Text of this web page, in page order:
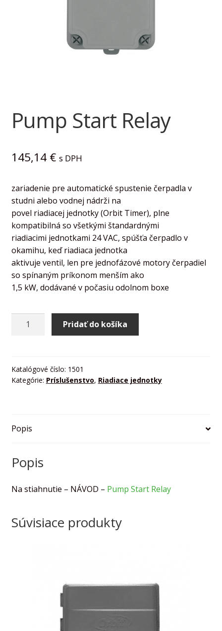
Pump Start Relay
145,14 € s DPH
zariadenie pre automatické spustenie čerpadla v
studni alebo vodnej nádrži na
povel riadiacej jednotky (Orbit Timer), plne
kompatibilná so všetkými štandardnými
riadiacimi jednotkami 24 VAC, spúšťa čerpadlo v
okamihu, keď riadiaca jednotka
aktivuje ventil, len pre jednofázové motory čerpadiel
so spínaným príkonom menším ako
1,5 kW, dodávané v počasiu odolnom boxe
množstvo
Pridať do košíka
Katalógové číslo: 1501
Kategórie: Príslušenstvo, Riadiace jednotky
Popis
Popis
Na stiahnutie – NÁVOD – Pump Start Relay
Súvisiace produkty